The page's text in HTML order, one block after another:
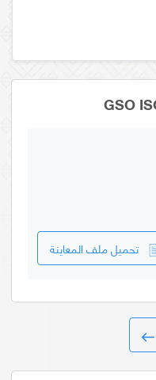
تحميل ملف المعاينة